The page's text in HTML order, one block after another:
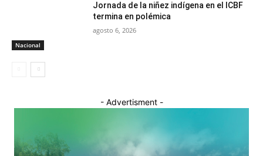
Nacional
Jornada de la niñez indígena en el ICBF
termina en polémica
agosto 6, 2026
- Advertisment -